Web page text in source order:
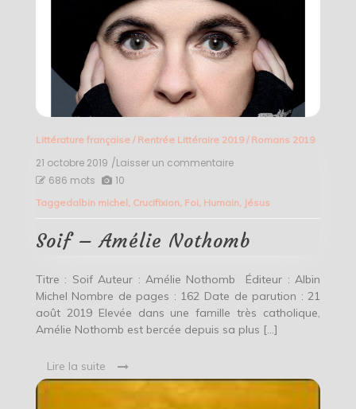
Littérature française/ Rentrée Littéraire 2019/ Romans 2019
21 octobre 2019 /Laisser un commentaireon
Amélie
686 mots 10
Taggedalbin michel, Crucifixion, Foi, Humain, Jésus
Soif – Amélie Nothomb
Titre : Soif Auteur : Amélie Nothomb Éditeur : Albin
Michel Nombre de pages : 162 Date de parution : 21
août 2019 Elevée dans une famille très catholique,
Amélie Nothomb est bercée depuis sa plus […]
Lire la suite